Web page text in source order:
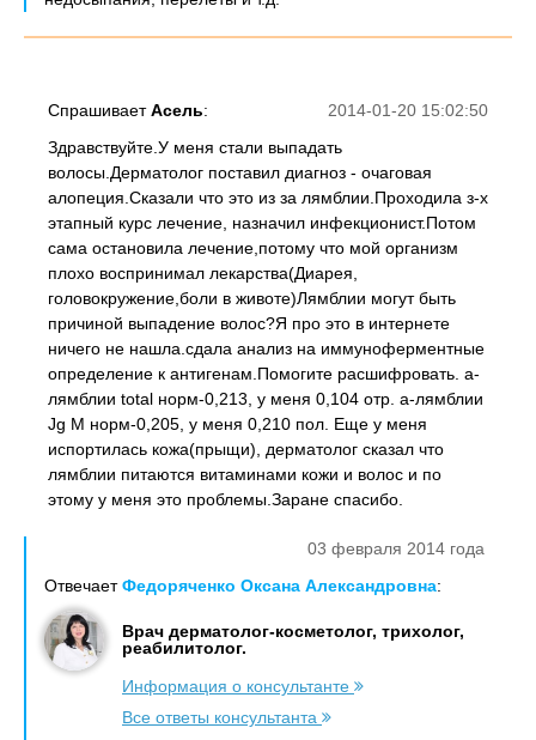
2014-01-20 15:02:50
СпрашиваетАсель:
Здравствуйте.У меня стали выпадать
волосы.Дерматолог поставил диагноз - очаговая
алопеция.Сказали что это из за лямблии.Проходила з-х
этапный курс лечение, назначил инфекционист.Потом
сама остановила лечение,потому что мой организм
плохо воспринимал лекарства(Диарея,
головокружение,боли в животе)Лямблии могут быть
причиной выпадение волос?Я про это в интернете
ничего не нашла.сдала анализ на иммуноферментные
определение к антигенам.Помогите расшифровать. а-
лямблии total норм-0,213, у меня 0,104 отр. а-лямблии
Jg M норм-0,205, у меня 0,210 пол. Еще у меня
испортилась кожа(прыщи), дерматолог сказал что
лямблии питаются витаминами кожи и волос и по
этому у меня это проблемы.Заране спасибо.
03 февраля 2014 года
ОтвечаетФедоряченко Оксана Александровна:
Врач дерматолог-косметолог, трихолог,
реабилитолог.
Информация о консультанте
Все ответы консультанта